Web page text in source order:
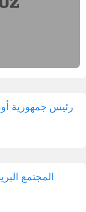
رئيس جمهورية
المجتمع